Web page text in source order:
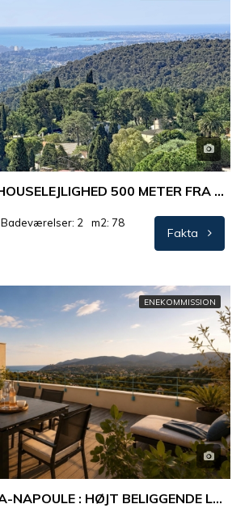
VENCE: PENTHOUSELEJLIGHED 500 METER FRA DEN HISTORISKE BYDEL – SWIMMINGPOOL OG HAVUDSIGT.
Badeværelser: 2
m2: 78
Fakta
ENEKOMMISSION
MANDELIEU-LA-NAPOULE : HØJT BELIGGENDE LEJLIGHED MED EMINENT PANORAMAUDSIGT I EKSKLUSIVT DOMÆNE